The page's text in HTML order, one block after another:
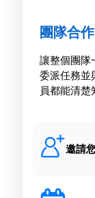
團隊合作
讓整個團隊
委派任務並
員都能清楚
邀請